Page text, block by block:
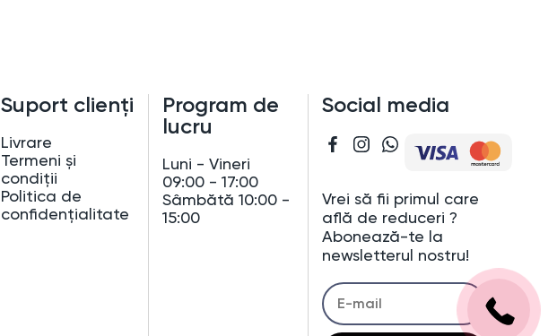
Suport clienți
Livrare
Termeni și
condiții
Politica de
confidențialitate
Program de
lucru
Luni - Vineri
09:00 - 17:00
Sâmbătă 10:00 -
15:00
Social media
Vrei să fii primul care
află de reduceri ?
Abonează-te la
newsletterul nostru!